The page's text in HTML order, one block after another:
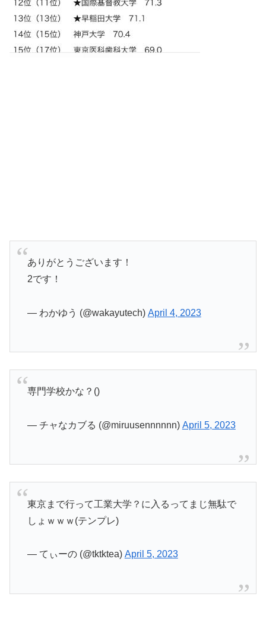
ありがとうございます！
2です！
— わかゆう (@wakayutech) April 4, 2023
専門学校かな？()
— チャなカブる (@miruusennnnnn) April 5, 2023
東京まで行って工業大学？に入るってまじ無駄で
しょｗｗｗ(テンプレ)
— てぃーの (@tktktea) April 5, 2023